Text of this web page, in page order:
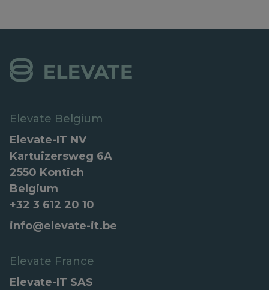
Elevate Belgium
Elevate-IT NV
Kartuizersweg 6A
2550 Kontich
Belgium
+32 3 612 20 10
info@elevate-it.be
Elevate France
Elevate-IT SAS